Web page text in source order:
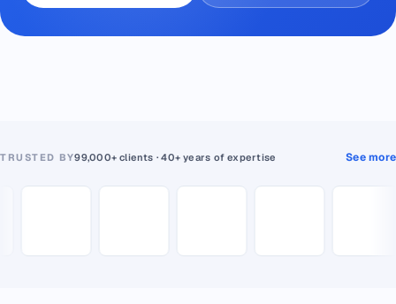
TRUSTED BY99,000+ clients · 40+ years of expertise See more